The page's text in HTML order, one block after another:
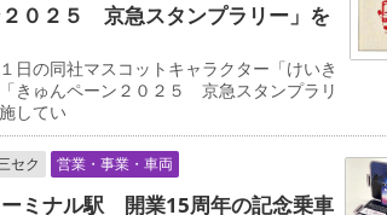
０２５ 京急スタンプラリー」を
日の同社マスコットキャラクター「けいき
きゅんペーン２０２５ 京急スタンプラリ
してい
セク 営業・事業・車両
ミナル駅 開業15周年の記念乗車